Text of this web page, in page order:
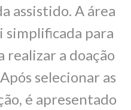
assistido. A área
simplificada para
realizar a doação
selecionar as
é apresentado